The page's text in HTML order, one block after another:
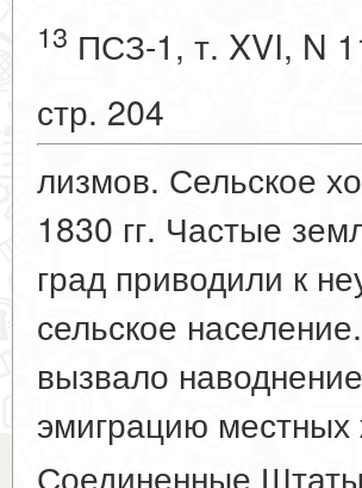
13 ПСЗ-1, т. XVI, N
стр. 204
лизмов. Сельское
1830 гг. Частые
град приводили к
сельское
вызвало
эмиграцию
Соединенные